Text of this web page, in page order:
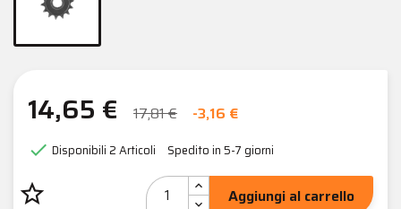
14,65 € 17,81 € -3,16 €
 Disponibili2 Articoli Spedito in 5-7 giorni
star_border
Aggiungi al carrello